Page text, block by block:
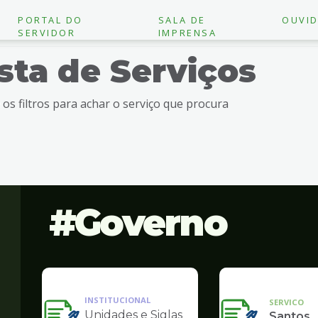
PORTAL DO
SERVIDOR
SALA DE
IMPRENSA
de Serviços
os filtros para achar o serviço que procura
Governo
INSTITUCIONAL
Unidades e Siglas
SERVICO